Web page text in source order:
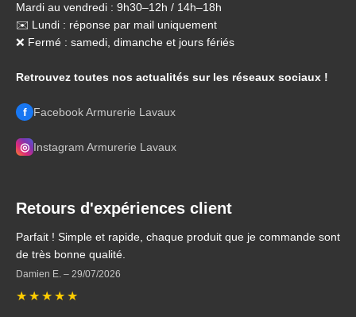
Mardi au vendredi : 9h30–12h / 14h–18h
✉️ Lundi : réponse par mail uniquement
❌ Fermé : samedi, dimanche et jours fériés
Retrouvez toutes nos actualités sur les réseaux sociaux !
f Facebook Armurerie Lavaux
◎ Instagram Armurerie Lavaux
Retours d'expériences client
Parfait ! Simple et rapide, chaque produit que je commande sont
de très bonne qualité.
Damien E. – 29/07/2026
★ ★ ★ ★ ★